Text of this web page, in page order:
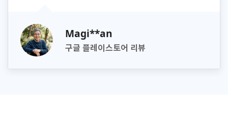
Magi**an
구글 플레이스토어 리뷰